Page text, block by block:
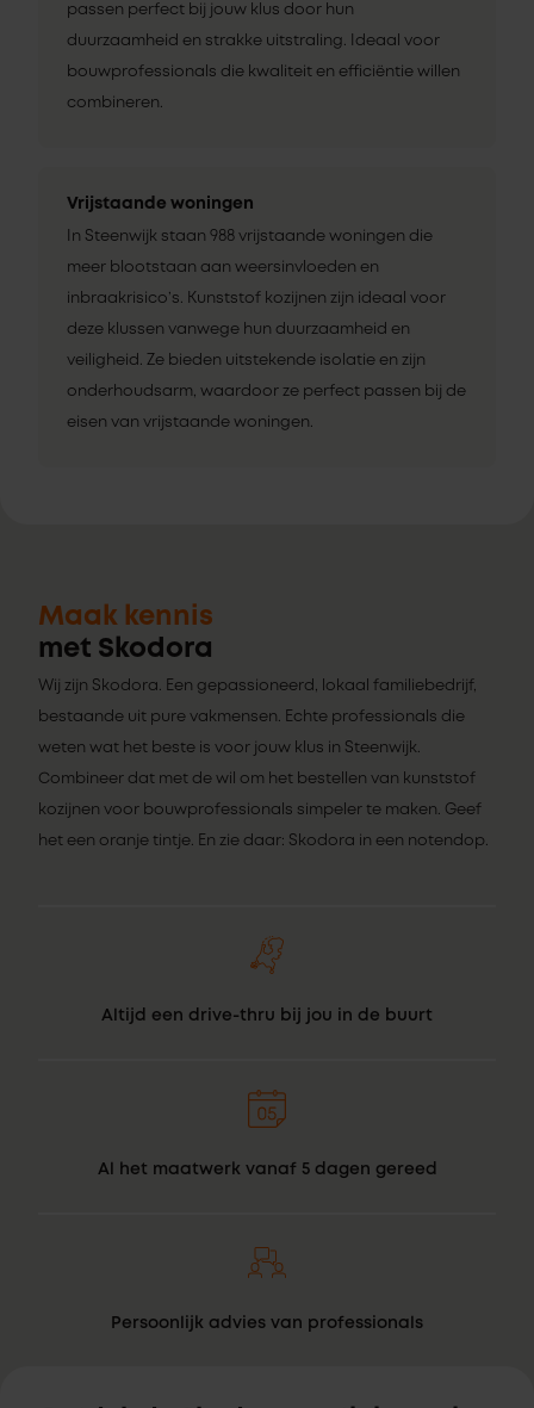
passen perfect bij jouw klus door hun
duurzaamheid en strakke uitstraling. Ideaal voor
bouwprofessionals die kwaliteit en efficiëntie willen
combineren.
Vrijstaande woningen
In Steenwijk staan 988 vrijstaande woningen die
meer blootstaan aan weersinvloeden en
inbraakrisico’s. Kunststof kozijnen zijn ideaal voor
deze klussen vanwege hun duurzaamheid en
veiligheid. Ze bieden uitstekende isolatie en zijn
onderhoudsarm, waardoor ze perfect passen bij de
eisen van vrijstaande woningen.
Maak kennis
met Skodora
Wij zijn Skodora. Een gepassioneerd, lokaal familiebedrijf,
bestaande uit pure vakmensen. Echte professionals die
weten wat het beste is voor jouw klus in Steenwijk.
Combineer dat met de wil om het bestellen van kunststof
kozijnen voor bouwprofessionals simpeler te maken. Geef
het een oranje tintje. En zie daar: Skodora in een notendop.
Altijd een drive-thru bij jou in de buurt
Al het maatwerk vanaf 5 dagen gereed
Persoonlijk advies van professionals